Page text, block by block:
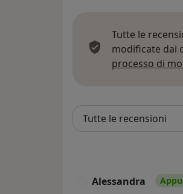
Tutte le
modificate dai
processo di
Alessandra